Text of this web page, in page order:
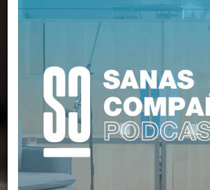
IDIS EN LOS